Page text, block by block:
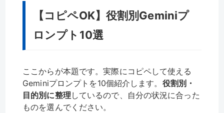
【コピペOK】役割別Geminiプ
ロンプト10選
ここからが本題です。実際にコピペして使える
Geminiプロンプトを10個紹介します。 役割別・
目的別に整理 しているので、自分の状況に合った
ものを選んでください。